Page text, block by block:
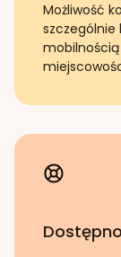
Możliwość
szczególnie